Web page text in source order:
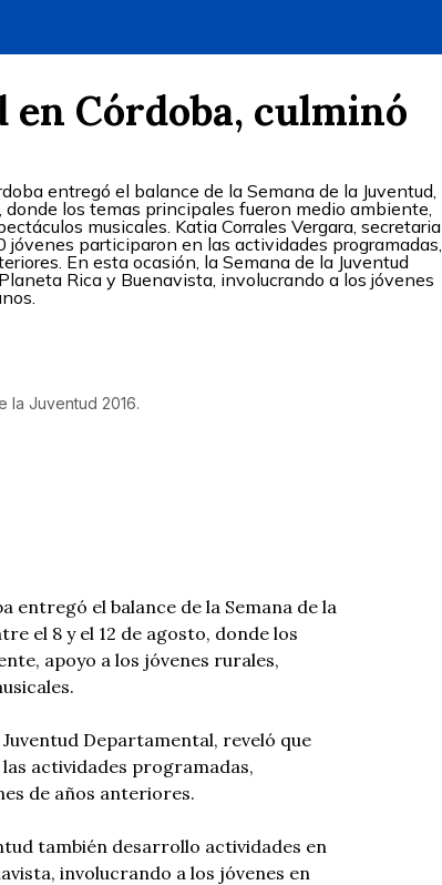
en Córdoba, culminó
entregó el balance de la Semana de la Juventud,
los temas principales fueron medio ambiente,
musicales. Katia Corrales Vergara, secretaria
participaron en las actividades programadas,
En esta ocasión, la Semana de la Juventud
Rica y Buenavista, involucrando a los jóvenes
la Juventud 2016.
entregó el balance de la Semana de la
el 8 y el 12 de agosto, donde los
apoyo a los jóvenes rurales,
Departamental, reveló que
actividades programadas,
de años anteriores.
también desarrollo actividades en
involucrando a los jóvenes en